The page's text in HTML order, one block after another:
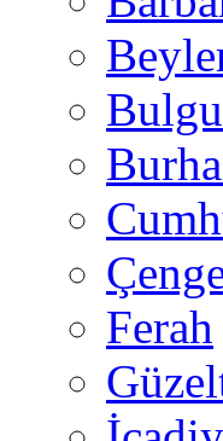
Ferah